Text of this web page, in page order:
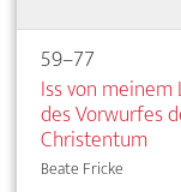
59–77
Iss von meinem
des Vorwurfes
Christentum
Beate Fricke